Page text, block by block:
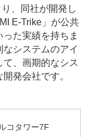
、同社が開発し
E-Trike」が公共
た実績を持ちま
システムのアイ
、画期的なシス
発会社です。
コタワー7F